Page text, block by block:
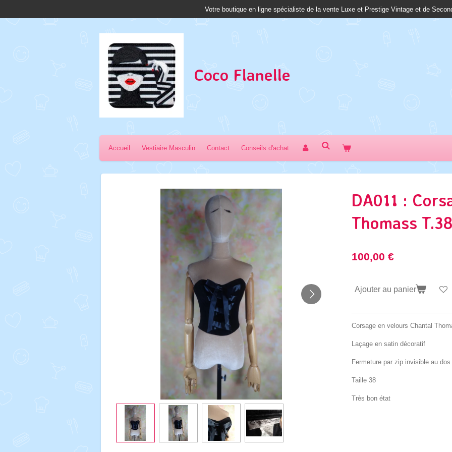
Votre boutique en ligne spécialiste de la vente Luxe et Prestige Vintage et de
Coco Flanelle
Accueil Vestiaire Masculin Contact Conseils d'achat
DA011 :
Thomass
100,00 €
Ajouter au panier
Corsage en velours Chantal
Laçage en satin décoratif
Fermeture par zip invisible au dos
Taille 38
Très bon état